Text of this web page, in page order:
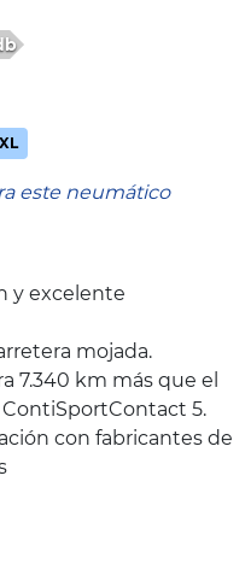
XL
este neumático
y excelente
mojada.
7.340 km más que el
5.
con fabricantes de